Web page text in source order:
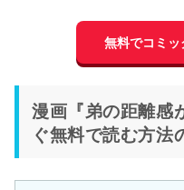
無料でコミ
漫画『弟の距離感
ぐ無料で読む方法